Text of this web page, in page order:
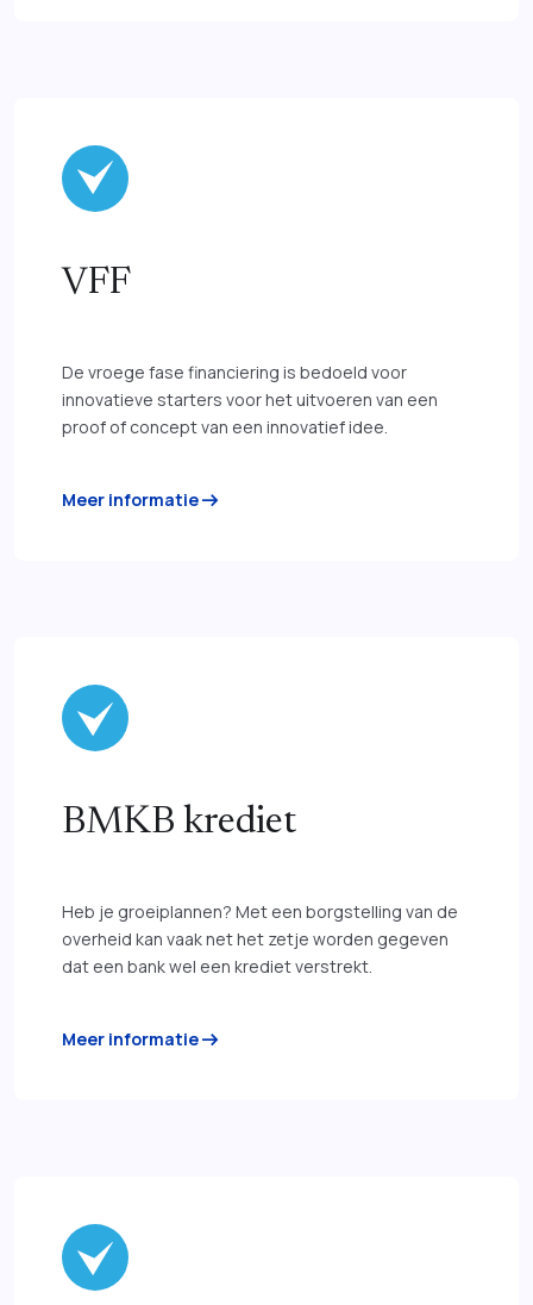
VFF
De vroege fase financiering is bedoeld voor
innovatieve starters voor het uitvoeren van een
proof of concept van een innovatief idee.
Meer informatiearrow_right_alt
BMKB krediet
Heb je groeiplannen? Met een borgstelling van de
overheid kan vaak net het zetje worden gegeven
dat een bank wel een krediet verstrekt.
Meer informatiearrow_right_alt